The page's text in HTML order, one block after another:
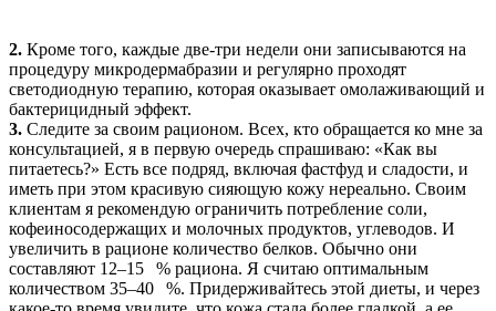
2. Кроме того, каждые две-три недели они записываются на
процедуру микродермабразии и регулярно ­проходят
светодиодную терапию, которая оказывает омолаживающий и
­бактерицидный эффект.
3. Следите за своим рационом. Всех, кто обра­щается ко мне за
консультацией, я в первую очередь спрашиваю: «Как вы
питаетесь?» Есть все подряд, включая фастфуд и сладости, и
иметь при этом красивую сияющую кожу нереально. Своим
клиентам я рекомендую ограничить потребление соли,
кофеино­содержащих и молочных продуктов, углеводов. И
увеличить в рационе количество белков. Обычно они
составляют 12–15 % рациона. Я считаю оптимальным
количеством 35–40 %. Придерживайтесь этой диеты, и через